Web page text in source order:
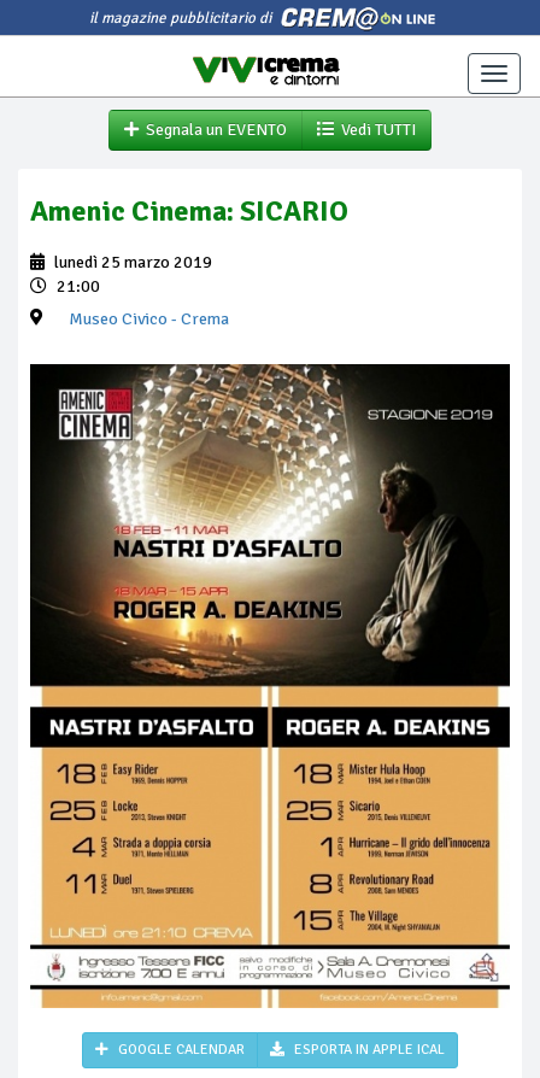
il magazine pubblicitario di
Toggle
Segnala un EVENTO
Vedi TUTTI
Amenic Cinema: SICARIO
lunedì 25 marzo 2019
21:00
Museo Civico - Crema
GOOGLE CALENDAR ESPORTA IN APPLE ICAL